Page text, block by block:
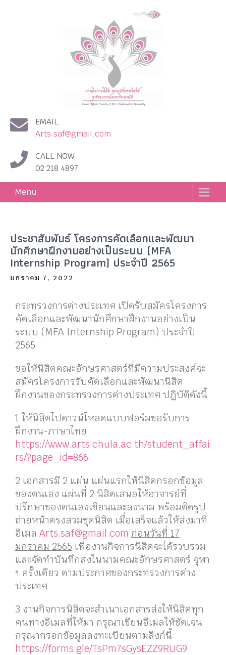
งานกิจการนิสิต คณะอักษร
ศาสตร์ จุฬาลงกรณ์
มหาวิทยาลัย
EMAIL
Arts.saf@gmail.com
CALL NOW
02 218 4897
Menu
ประชาสัมพันธ์ โครงการคัดเลือกและพัฒนา
นักศึกษาฝึกงานอย่างเป็นระบบ (MFA
Internship Program) ประจำปี 2565
มกราคม 7, 2022
กระทรวงการต่างประเทศ เปิดรับสมัครโครงการ
คัดเลือกและพัฒนานักศึกษาฝึกงานอย่างเป็น
ระบบ (MFA Internship Program) ประจำปี
2565
ขอให้นิสิตคณะอักษรศาสตร์ที่มีความประสงค์จะ
สมัครโครงการรับคัดเลือกและพัฒนานิสิต
ฝึกงานของกระทรวงการต่างประเทศ ปฏิบัติดังนี้
1 ให้นิสิตไปดาวน์โหลดแบบฟอร์มขอรับการ
ฝึกงาน-ภาษาไทย
https://www.arts.chula.ac.th/student_affai
rs/?page_id=866
2 เอกสารมี 2 แผ่น แผ่นแรกให้นิสิตกรอกข้อมูล
ของตนเอง แผ่นที่ 2 นิสิตเสนอให้อาจารย์ที่
ปรึกษาของตนเองเขียนและลงนาม พร้อมติดรูป
ถ่ายหน้าตรงสวมชุดนิสิต เมื่อเสร็จแล้วให้ส่งมาที่
อีเมล Arts.saf@gmail.com ก่อนวันที่ 17
มกราคม 2565 เพื่องานกิจการนิสิตจะได้รวบรวม
และจัดทำบันทึกส่งในนามคณะอักษรศาสตร์ จุฬา
ฯ ครั้งเดียว ตามประกาศของกระทรวงการต่าง
ประเทศ
3 งานกิจการนิสิตจะสำเนาเอกสารส่งให้นิสิตทุก
คนทางอีเมลที่ให้มา กรุณาเขียนอีเมลให้ชัดเจน
กรุณากรอกข้อมูลลงทะเบียนตามลิงก์นี้
https://forms.gle/TsPm7sGysEZZ9RUG9